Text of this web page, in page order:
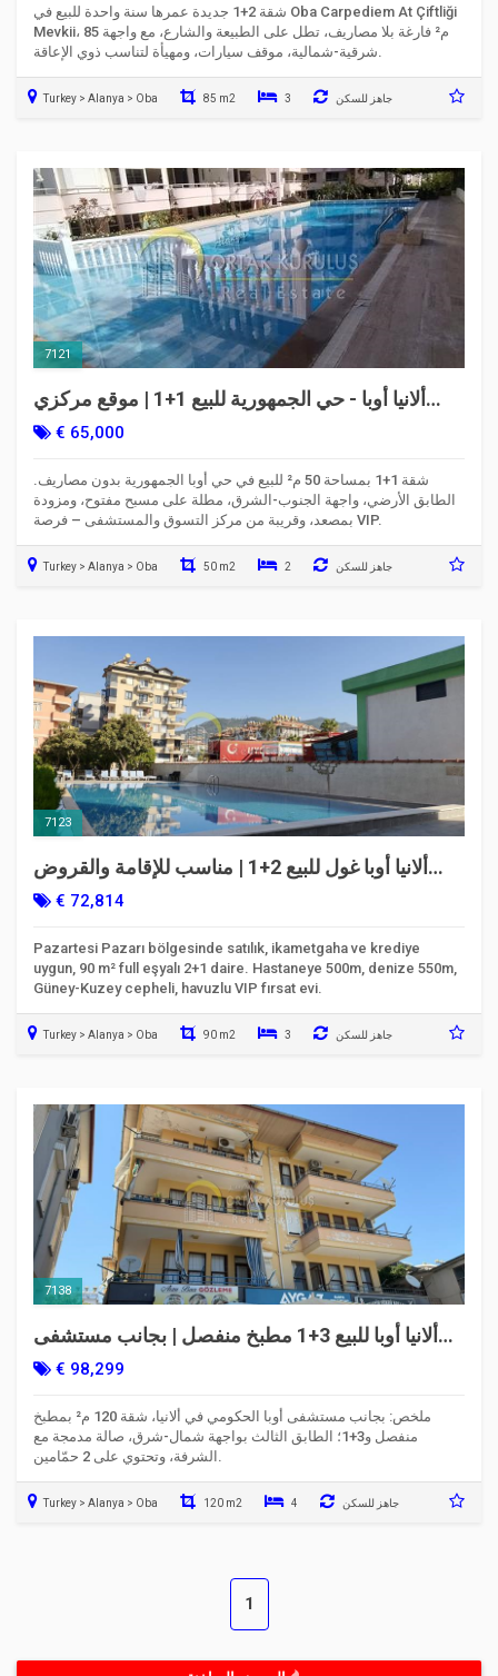
شقة 2+1 جديدة عمرها سنة واحدة للبيع في Oba Carpediem At Çiftliği
Mevkii، 85 م² فارغة بلا مصاريف، تطل على الطبيعة والشارع، مع واجهة
شرقية-شمالية، موقف سيارات، ومهيأة لتناسب ذوي الإعاقة.
Turkey > Alanya > Oba 85 m2 3 جاهز للسكن
7121
ألانيا أوبا - حي الجمهورية للبيع 1+1 | موقع مركزي
ومسبح
€ 65,000
شقة 1+1 بمساحة 50 م² للبيع في حي أوبا الجمهورية بدون مصاريف.
الطابق الأرضي، واجهة الجنوب-الشرق، مطلة على مسبح مفتوح، ومزودة
بمصعد، وقريبة من مركز التسوق والمستشفى – فرصة VIP.
Turkey > Alanya > Oba 50 m2 2 جاهز للسكن
7123
ألانيا أوبا غول للبيع 2+1 | مناسب للإقامة والقروض
€ 72,814
Pazartesi Pazarı bölgesinde satılık, ikametgaha ve krediye
uygun, 90 m² full eşyalı 2+1 daire. Hastaneye 500m, denize 550m,
Güney-Kuzey cepheli, havuzlu VIP fırsat evi.
Turkey > Alanya > Oba 90 m2 3 جاهز للسكن
7138
ألانيا أوبا للبيع 3+1 مطبخ منفصل | بجانب مستشفى
الدولة، الطابق الثالث
€ 98,299
ملخص: بجانب مستشفى أوبا الحكومي في ألانيا، شقة 120 م² بمطبخ
منفصل و3+1؛ الطابق الثالث بواجهة شمال-شرق، صالة مدمجة مع
الشرفة، وتحتوي على 2 حمّامين.
Turkey > Alanya > Oba 120 m2 4 جاهز للسكن
1